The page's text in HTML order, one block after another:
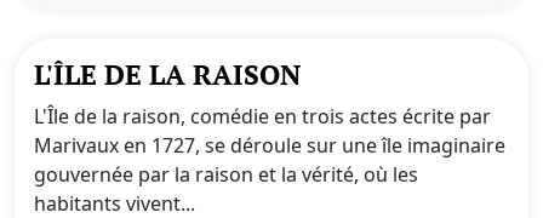
L'ÎLE DE LA RAISON
L'Île de la raison, comédie en trois actes écrite par
Marivaux en 1727, se déroule sur une île imaginaire
gouvernée par la raison et la vérité, où les
habitants vivent...